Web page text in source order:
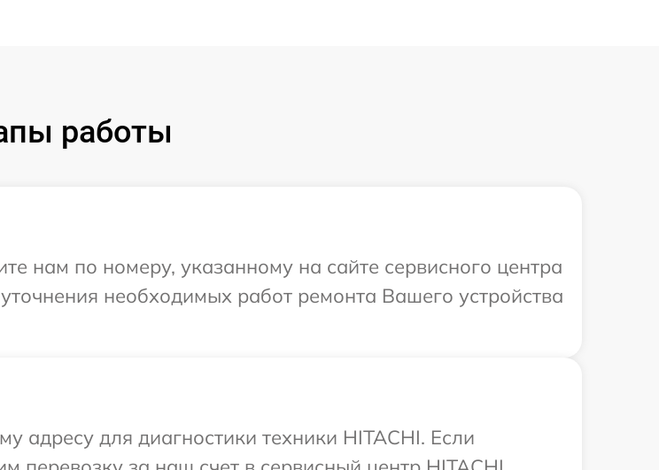
работы
нам по номеру, указанному на сайте сервисного центра
необходимых работ ремонта Вашего устройства
адресу для диагностики техники HITACHI. Если